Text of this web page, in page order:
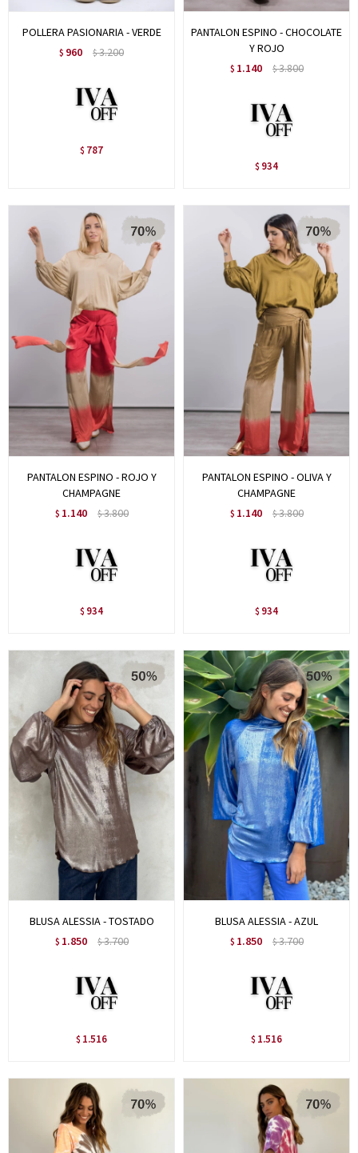
POLLERA PASIONARIA - VERDE
$ 960 $3.200
$ 787
PANTALON ESPINO - CHOCOLATE
Y ROJO
$ 1.140 $3.800
$ 934
PANTALON ESPINO - ROJO Y
CHAMPAGNE
$ 1.140 $3.800
$ 934
PANTALON ESPINO - OLIVA Y
CHAMPAGNE
$ 1.140 $3.800
$ 934
BLUSA ALESSIA - TOSTADO
$ 1.850 $3.700
$ 1.516
BLUSA ALESSIA - AZUL
$ 1.850 $3.700
$ 1.516